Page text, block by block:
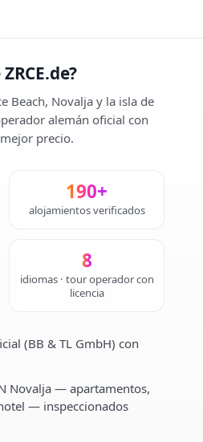
Beach, Novalja y la isla de
alemán oficial con
precio.
190+
alojamientos verificados
8
idiomas · tour operador con
licencia
(BB & TL GmbH) con
Novalja — apartamentos,
— inspeccionados